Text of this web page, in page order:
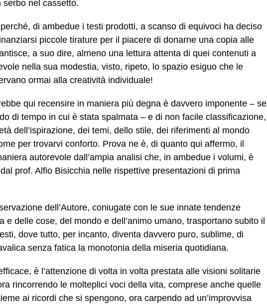
nel cassetto.
di ambedue i testi prodotti, a scanso di equivoci ha deciso
piccole tirature per il piacere di donarne una copia alle
a suo dire, almeno una lettura attenta di quei contenuti a
nella sua modestia, visto, ripeto, lo spazio esiguo che le
ormai alla creatività individuale!
qui recensire in maniera più degna è davvero imponente – se
di tempo in cui è stata spalmata – e di non facile classificazione,
dell’ispirazione, dei temi, dello stile, dei riferimenti al mondo
per trovarvi conforto. Prova ne è, di quanto qui affermo, il
autorevole dall’ampia analisi che, in ambedue i volumi, è
prof. Alfio Bisicchia nelle rispettive presentazioni di prima
dell’Autore, coniugate con le sue innate tendenze
e delle cose, del mondo e dell’animo umano, trasportano subito il
dove tutto, per incanto, diventa davvero puro, sublime, di
senza fatica la monotonia della miseria quotidiana.
è l’attenzione di volta in volta prestata alle visioni solitarie
rincorrendo le molteplici voci della vita, comprese anche quelle
ai ricordi che si spengono, ora carpendo ad un’improvvisa